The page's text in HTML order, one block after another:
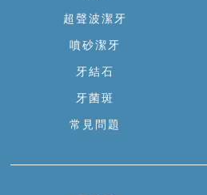
超聲波潔牙
噴砂潔牙
牙結石
牙菌斑
常見問題